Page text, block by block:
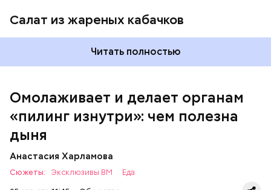
Салат из жареных кабачков
Читать полностью
Омолаживает и делает органам
«пилинг изнутри»: чем полезна
дыня
Анастасия Харламова
Сюжеты: Эксклюзивы ВМ
Еда
ногти и оказывает омолаживающее действие;
витамин С — работает как антиоксидант,
клетчатка — достаточно нежная и забирает
излишки холестерина, сахара и соли тяжелых
фолиевая кислота (в большом количестве) —
она необходима беременным женщинам,
чтобы формировалась нервная трубка у
плода. Также ее рекомендуют принимать для
— В момент стресса он держит сосуды под
контролем и контролирует более 300 реакций
нашего организма. Также положительно влияет на